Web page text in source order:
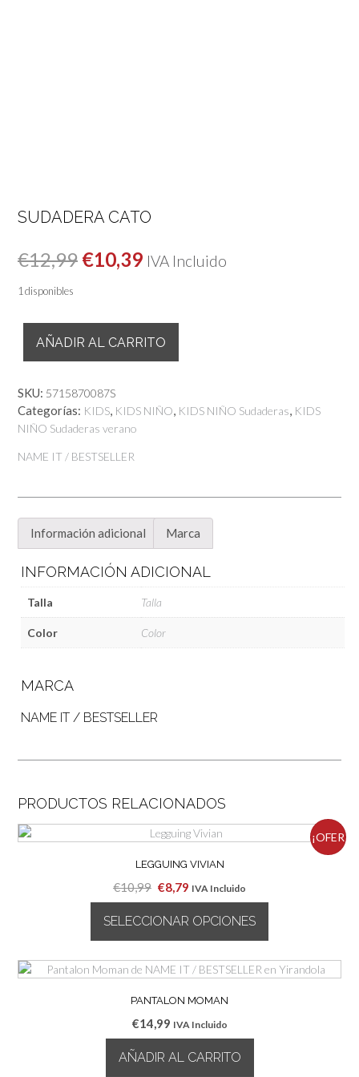
SUDADERA CATO
€12,99 El
era:
€10,39El
es:
IVA Incluido
1 disponibles
Cato
cantidad
AÑADIR AL CARRITO
SKU: 5715870087S
Categorías: KIDS, KIDS NIÑO, KIDS NIÑO Sudaderas, KIDS
NIÑO Sudaderas verano
NAME IT / BESTSELLER
Información adicional Marca
INFORMACIÓN ADICIONAL
Talla Talla
Color Color
MARCA
NAME IT / BESTSELLER
PRODUCTOS RELACIONADOS
¡OFER
LEGGUING VIVIAN
€10,99 El
precio
original
era:
€10,99.
€8,79 El
precio
actual
es:
€8,79.
IVA Incluido
SELECCIONAR OPCIONES
producto
tiene
múltiples
Las
opciones
se
PANTALON MOMAN
€14,99 IVA Incluido
AÑADIR AL CARRITO